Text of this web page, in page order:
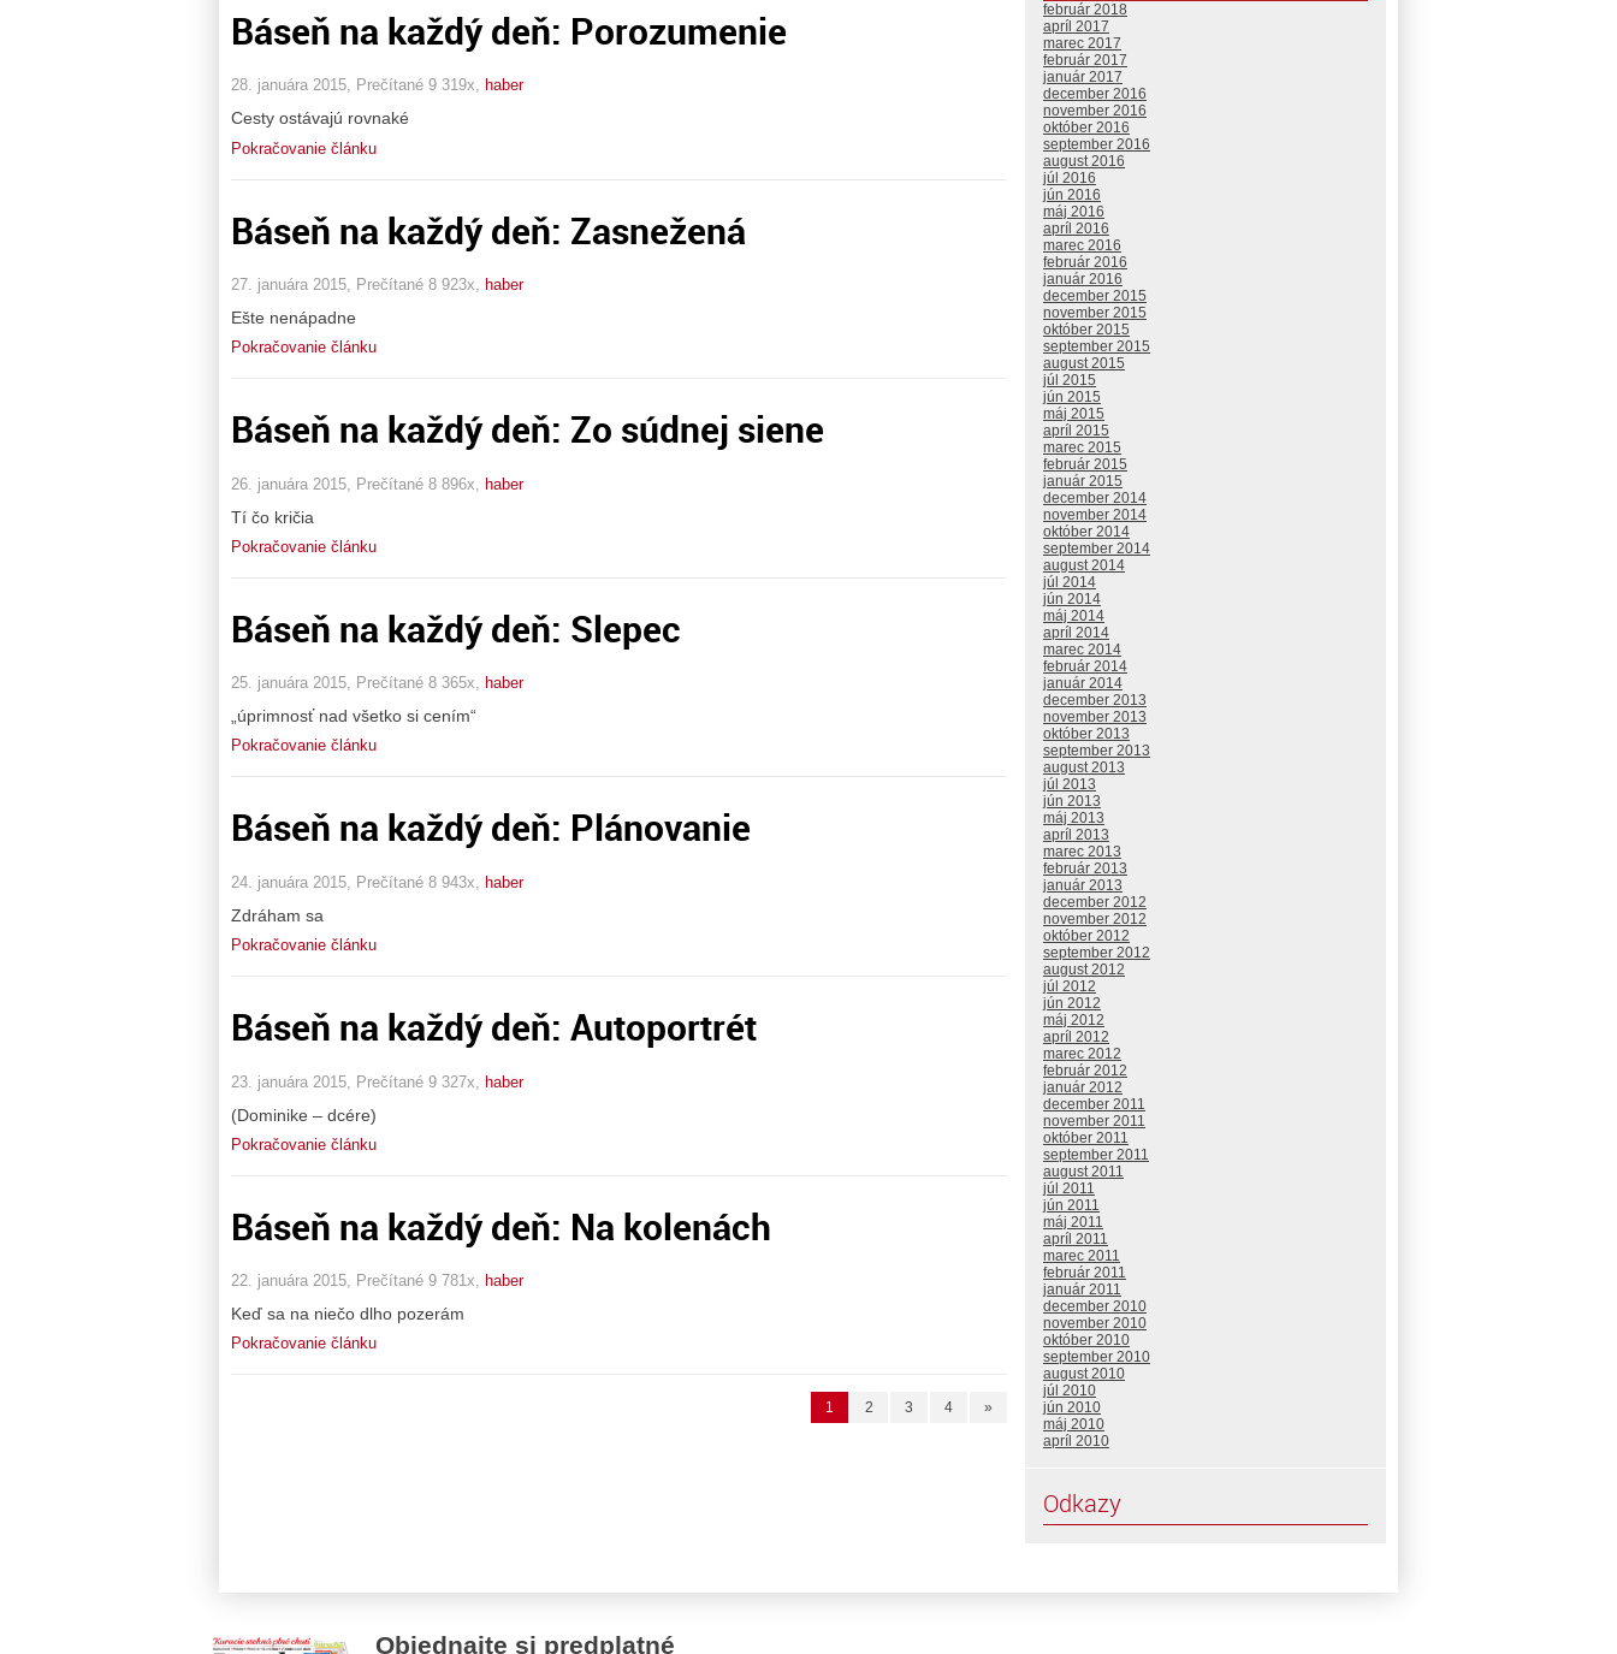
Báseň na každý deň: Porozumenie
28. januára 2015, Prečítané 9 319x, haber
Cesty ostávajú rovnaké
Pokračovanie článku
Báseň na každý deň: Zasnežená
27. januára 2015, Prečítané 8 923x, haber
Ešte nenápadne
Pokračovanie článku
Báseň na každý deň: Zo súdnej siene
26. januára 2015, Prečítané 8 896x, haber
Tí čo kričia
Pokračovanie článku
Báseň na každý deň: Slepec
25. januára 2015, Prečítané 8 365x, haber
„úprimnosť nad všetko si cením“
Pokračovanie článku
Báseň na každý deň: Plánovanie
24. januára 2015, Prečítané 8 943x, haber
Zdráham sa
Pokračovanie článku
Báseň na každý deň: Autoportrét
23. januára 2015, Prečítané 9 327x, haber
(Dominike – dcére)
Pokračovanie článku
Báseň na každý deň: Na kolenách
22. januára 2015, Prečítané 9 781x, haber
Keď sa na niečo dlho pozerám
Pokračovanie článku
1 2 3 4 »
február 2018
apríl 2017
marec 2017
február 2017
január 2017
december 2016
november 2016
október 2016
september 2016
august 2016
júl 2016
jún 2016
máj 2016
apríl 2016
marec 2016
február 2016
január 2016
december 2015
november 2015
október 2015
september 2015
august 2015
júl 2015
jún 2015
máj 2015
apríl 2015
marec 2015
február 2015
január 2015
december 2014
november 2014
október 2014
september 2014
august 2014
júl 2014
jún 2014
máj 2014
apríl 2014
marec 2014
február 2014
január 2014
december 2013
november 2013
október 2013
september 2013
august 2013
júl 2013
jún 2013
máj 2013
apríl 2013
marec 2013
február 2013
január 2013
december 2012
november 2012
október 2012
september 2012
august 2012
júl 2012
jún 2012
máj 2012
apríl 2012
marec 2012
február 2012
január 2012
december 2011
november 2011
október 2011
september 2011
august 2011
júl 2011
jún 2011
máj 2011
apríl 2011
marec 2011
február 2011
január 2011
december 2010
november 2010
október 2010
september 2010
august 2010
júl 2010
jún 2010
máj 2010
apríl 2010
Odkazy
Objednajte si predplatné